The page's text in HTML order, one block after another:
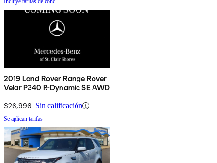
Incluye tarifas de conc.
2019 Land Rover Range Rover
Velar P340 R-Dynamic SE AWD
$26,996 Sin calificación
Se aplican tarifas